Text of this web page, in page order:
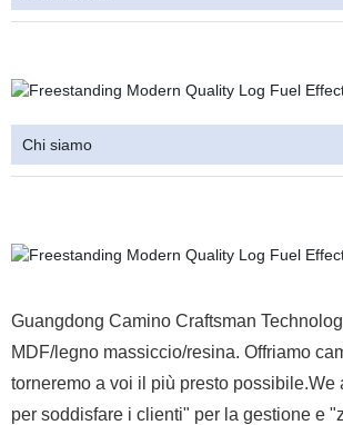
Chi siamo
Guangdong Camino Craftsman
MDF/legno massiccio/resina. Offriamo
torneremo a voi il più presto
per soddisfare i clienti" per la gestione e